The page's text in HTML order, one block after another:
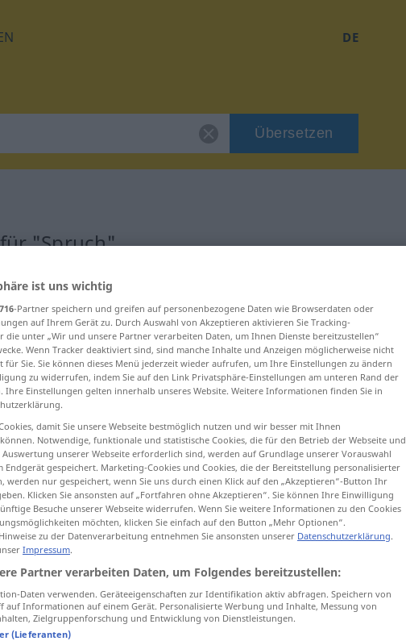
DE
Übersetzen
"Spruch"
Spruch
Spruch
ist uns wichtig
716-Partner speichern und greifen auf personenbezogene Daten wie Browserdaten oder
auf Ihrem Gerät zu. Durch Auswahl von Akzeptieren aktivieren Sie Tracking-
die unter „Wir und unsere Partner verarbeiten Daten, um Ihnen Dienste bereitzustellen“
Wenn Tracker deaktiviert sind, sind manche Inhalte und Anzeigen möglicherweise nicht
für Sie. Sie können dieses Menü jederzeit wieder aufrufen, um Ihre Einstellungen zu ändern
zu widerrufen, indem Sie auf den Link Privatsphäre-Einstellungen am unteren Rand der
Ihre Einstellungen gelten innerhalb unseres Website. Weitere Informationen finden Sie in
damit Sie unsere Webseite bestmöglich nutzen und wir besser mit Ihnen
Notwendige, funktionale und statistische Cookies, die für den Betrieb der Webseite und
Auswertung unserer Webseite erforderlich sind, werden auf Grundlage unserer Vorauswahl
Endgerät gespeichert. Marketing-Cookies und Cookies, die der Bereitstellung personalisierter
werden nur gespeichert, wenn Sie uns durch einen Klick auf den „Akzeptieren“-Button Ihr
Klicken Sie ansonsten auf „Fortfahren ohne Akzeptieren“. Sie können Ihre Einwilligung
Besuche unserer Webseite widerrufen. Wenn Sie weitere Informationen zu den Cookies
möchten, klicken Sie einfach auf den Button „Mehr Optionen“.
zu der Datenverarbeitung entnehmen Sie ansonsten unserer Datenschutzerklärung.
Impressum.
Partner verarbeiten Daten, um Folgendes bereitzustellen:
Daten verwenden. Geräteeigenschaften zur Identifikation aktiv abfragen. Speichern von
auf Informationen auf einem Gerät. Personalisierte Werbung und Inhalte, Messung von
Zielgruppenforschung und Entwicklung von Dienstleistungen.
(Lieferanten)